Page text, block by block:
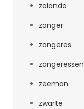
zalando
zanger
zangeres
zangeressen
zeeman
zwarte